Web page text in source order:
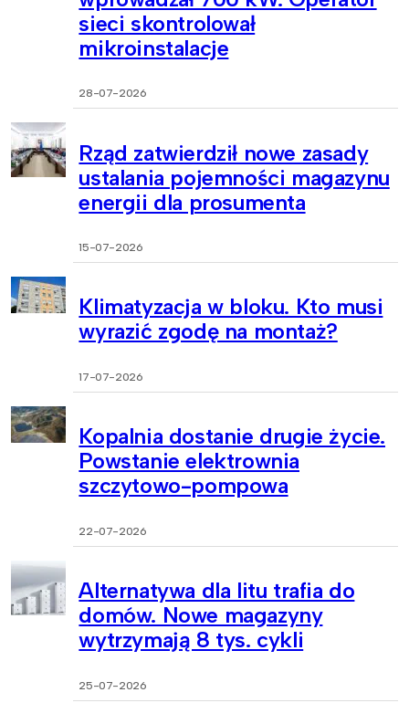
sieci skontrolował
mikroinstalacje
28-07-2026
Rząd zatwierdził nowe zasady
ustalania pojemności magazynu
energii dla prosumenta
15-07-2026
Klimatyzacja w bloku. Kto musi
wyrazić zgodę na montaż?
17-07-2026
Kopalnia dostanie drugie życie.
Powstanie elektrownia
szczytowo-pompowa
22-07-2026
Alternatywa dla litu trafia do
domów. Nowe magazyny
wytrzymają 8 tys. cykli
25-07-2026